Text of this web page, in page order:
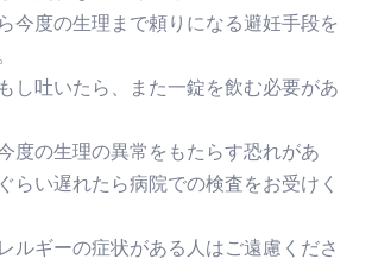
今度の生理まで頼りになる避妊手段を
し吐いたら、また一錠を飲む必要があ
度の生理の異常をもたらす恐れがあ
らい遅れたら病院での検査をお受けく
ルギーの症状がある人はご遠慮くださ